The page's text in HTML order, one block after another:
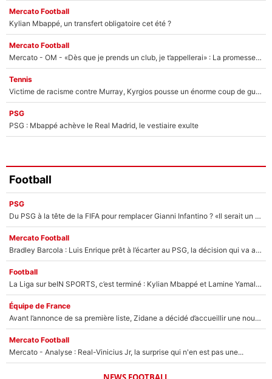
Mercato Football
Kylian Mbappé, un transfert obligatoire cet été ?
Mercato Football
Mercato - OM - «Dès que je prends un club, je t’appellerai» : La promesse de Marcelino au moment de claquer la porte
Tennis
Victime de racisme contre Murray, Kyrgios pousse un énorme coup de gueule !
PSG
PSG : Mbappé achève le Real Madrid, le vestiaire exulte
Football
PSG
Du PSG à la tête de la FIFA pour remplacer Gianni Infantino ? «Il serait un mauvais président», le patron de la Liga s'attaque à Nasser Al-Khelaïfi !
Mercato Football
Bradley Barcola : Luis Enrique prêt à l’écarter au PSG, la décision qui va accélérer son transfert à Liverpool ?
Football
La Liga sur beIN SPORTS, c’est terminé : Kylian Mbappé et Lamine Yamal changent de chaîne, «le moment était venu d'ouvrir un nouveau chapitre»
Équipe de France
Avant l’annonce de sa première liste, Zidane a décidé d’accueillir une nouvelle tête en équipe de France
Mercato Football
Mercato - Analyse : Real-Vinicius Jr, la surprise qui n'en est pas une...